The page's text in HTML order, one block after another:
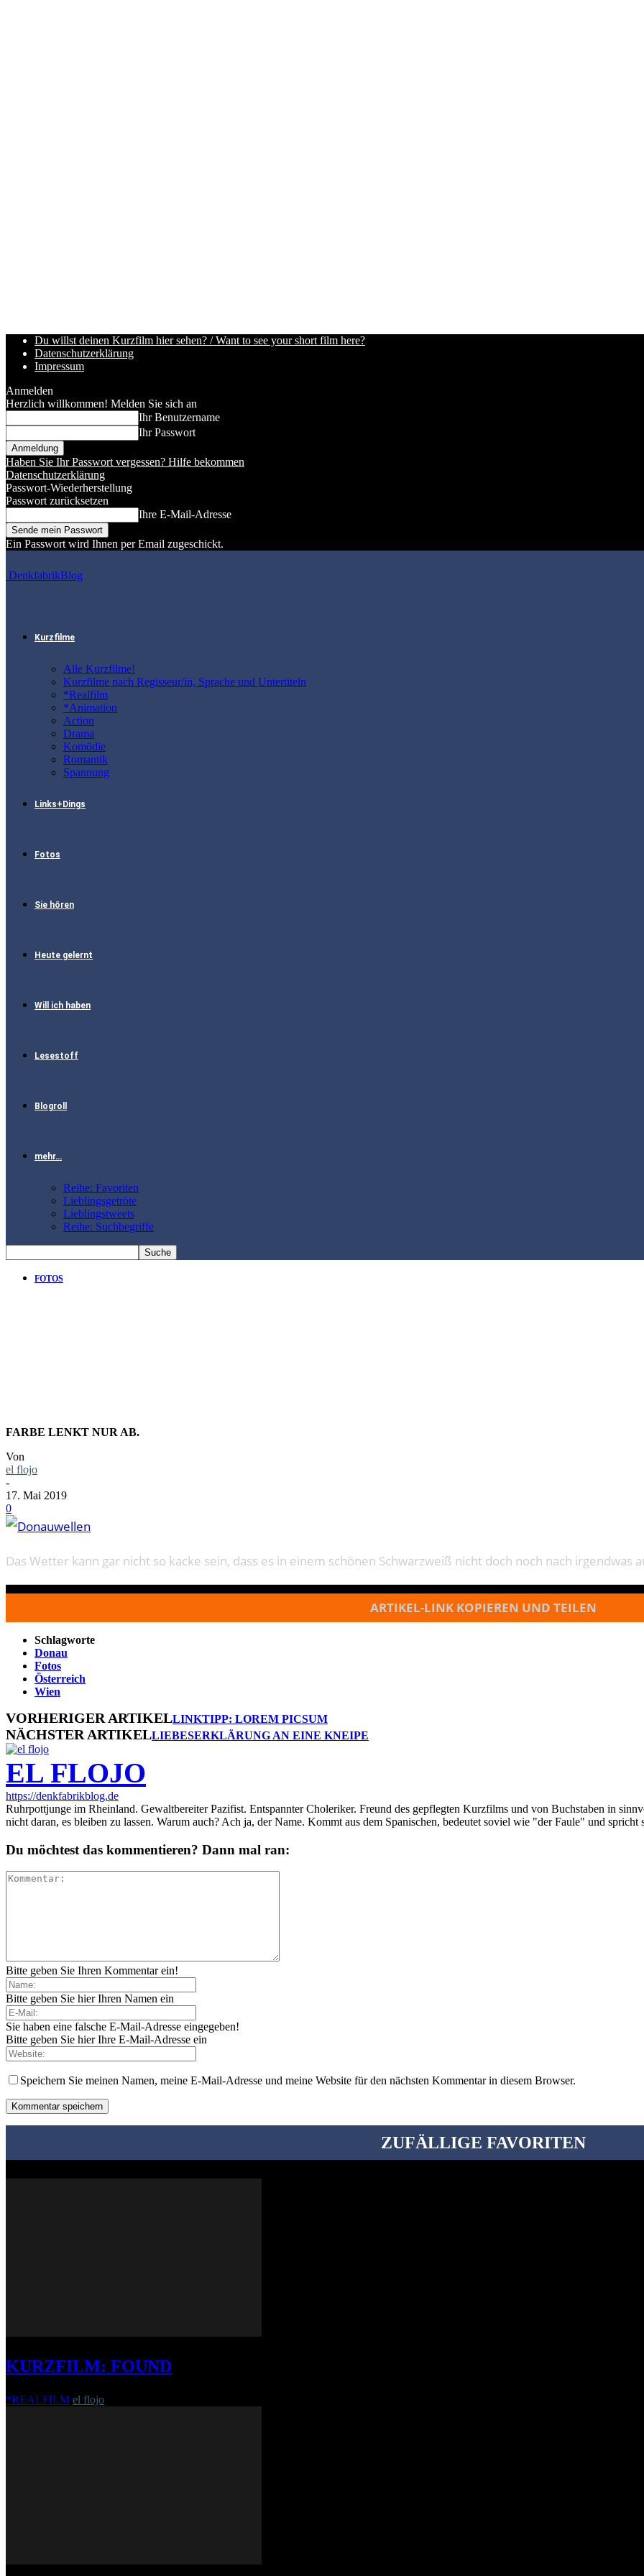
Du willst deinen Kurzfilm hier sehen? / Want to see your short film here?
Datenschutzerklärung
Impressum
Anmelden
Herzlich willkommen! Melden Sie sich an
Ihr Benutzername
Ihr Passwort
Haben Sie Ihr Passwort vergessen? Hilfe bekommen
Datenschutzerklärung
Passwort-Wiederherstellung
Passwort zurücksetzen
Ihre E-Mail-Adresse
Ein Passwort wird Ihnen per Email zugeschickt.
DenkfabrikBlog
Kurzfilme
Alle Kurzfilme!
Kurzfilme nach Regisseur/in, Sprache und Untertiteln
*Realfilm
*Animation
Action
Drama
Komödie
Romantik
Spannung
Links+Dings
Fotos
Sie hören
Heute gelernt
Will ich haben
Lesestoff
Blogroll
mehr…
Reihe: Favoriten
Lieblingsgetröte
Lieblingstweets
Reihe: Suchbegriffe
FOTOS
FARBE LENKT NUR AB.
Von
el flojo
-
17. Mai 2019
0
Das Wetter kann gar nicht so kacke sein, dass es in einem schönen Schwarzweiß nicht doch noch nach irgendwas
ARTIKEL-LINK KOPIEREN UND TEILEN
Schlagworte
Donau
Fotos
Österreich
Wien
VORHERIGER ARTIKELLINKTIPP: LOREM PICSUM
NÄCHSTER ARTIKELLIEBESERKLÄRUNG AN EINE KNEIPE
EL FLOJO
https://denkfabrikblog.de
Ruhrpottjunge im Rheinland. Gewaltbereiter Pazifist. Entspannter Choleriker. Freund des gepflegten Kurzfilms und von Buchstaben in
nicht daran, es bleiben zu lassen. Warum auch? Ach ja, der Name. Kommt aus dem Spanischen, bedeutet soviel wie "der Faule" und spricht
Du möchtest das kommentieren? Dann mal ran:
Bitte geben Sie Ihren Kommentar ein!
Bitte geben Sie hier Ihren Namen ein
Sie haben eine falsche E-Mail-Adresse eingegeben!
Bitte geben Sie hier Ihre E-Mail-Adresse ein
Speichern Sie meinen Namen, meine E-Mail-Adresse und meine Website für den nächsten Kommentar in diesem Browser.
ZUFÄLLIGE FAVORITEN
KURZFILM: FOUND
*REALFILM el flojo